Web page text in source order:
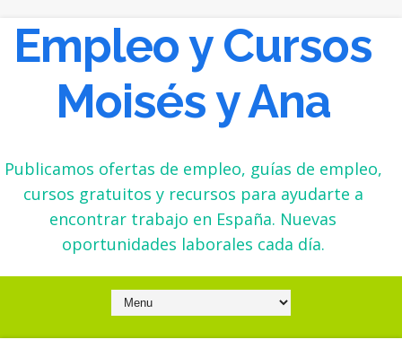
Empleo y Cursos
Moisés y Ana
Publicamos ofertas de empleo, guías de empleo,
cursos gratuitos y recursos para ayudarte a
encontrar trabajo en España. Nuevas
oportunidades laborales cada día.